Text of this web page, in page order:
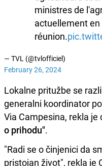
ministres de
actuellement en
réunion.
— TVL (@tvlofficiel)
February 26, 2024
Lokalne pritužbe se
generalni koordinator
Via Campesina, rekla je
o prihodu".
"Radi se o činjenici da
pristojan život", rekla je